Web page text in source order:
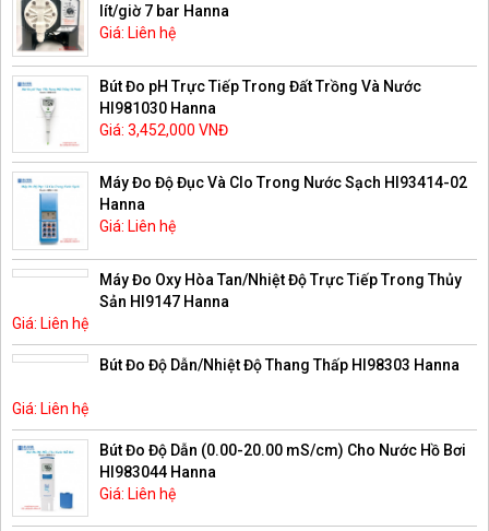
lít/giờ 7 bar Hanna
Giá: Liên hệ
Bút Đo pH Trực Tiếp Trong Đất Trồng Và Nước
HI981030 Hanna
Giá: 3,452,000 VNĐ
Máy Đo Độ Đục Và Clo Trong Nước Sạch HI93414-02
Hanna
Giá: Liên hệ
Máy Đo Oxy Hòa Tan/Nhiệt Độ Trực Tiếp Trong Thủy
Sản HI9147 Hanna
Giá: Liên hệ
Bút Đo Độ Dẫn/Nhiệt Độ Thang Thấp HI98303 Hanna
Giá: Liên hệ
Bút Đo Độ Dẫn (0.00-20.00 mS/cm) Cho Nước Hồ Bơi
HI983044 Hanna
Giá: Liên hệ